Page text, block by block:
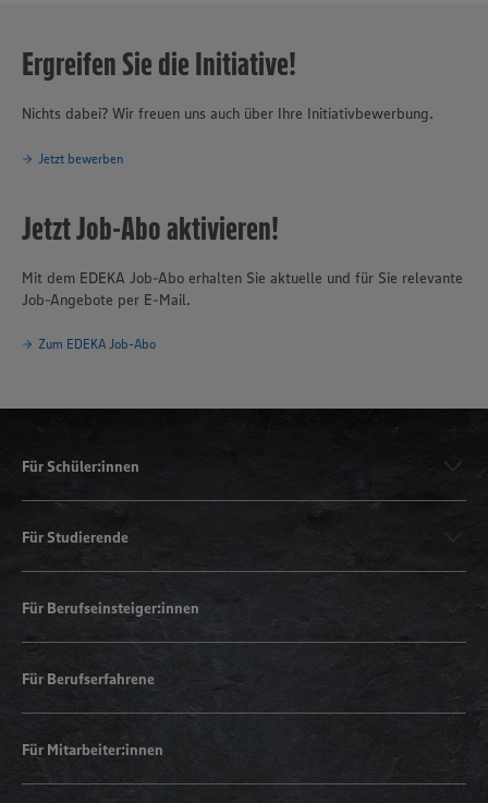
Ergreifen Sie die Initiative!
Nichts dabei? Wir freuen uns auch über Ihre Initiativbewerbung.
Jetzt bewerben
Jetzt Job-Abo aktivieren!
Mit dem EDEKA Job-Abo erhalten Sie aktuelle und für Sie relevante
Job-Angebote per E-Mail.
Zum EDEKA Job-Abo
Für Schüler:innen
Für Studierende
Für Berufseinsteiger:innen
Für Berufserfahrene
Für Mitarbeiter:innen